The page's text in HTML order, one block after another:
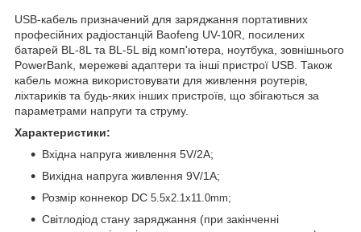
USB-кабель призначений для заряджання портативних
професійних радіостанцій Baofeng UV-10R, посилених
батарей BL-8L та BL-5L від комп'ютера, ноутбука, зовнішнього
PowerBank, мережеві адаптери та інші пристрої USB. Також
кабель можна використовувати для живлення роутерів,
ліхтариків та будь-яких інших пристроїв, що збігаються за
параметрами напруги та струму.
Характеристики:
Вхідна напруга живлення 5V/2A;
Вихідна напруга живлення 9V/1A;
Розмір коннекор DC 5.5x2.1x11.0mm;
Світлодіод стану заряджання (при закінченні